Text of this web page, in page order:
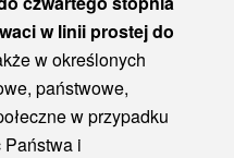
w linii prostej do
w określonych
państwowe,
w przypadku
Państwa i